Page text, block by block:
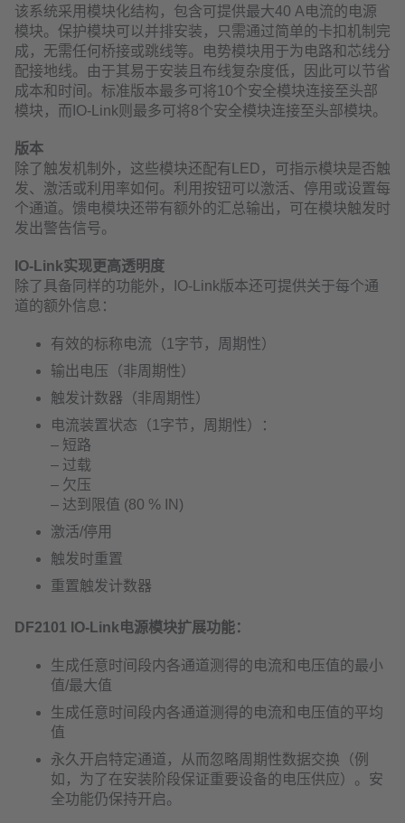
该系统采用模块化结构，包含可提供最大40 A电流的电源
模块。保护模块可以并排安装，只需通过简单的卡扣机制完
成，无需任何桥接或跳线等。电势模块用于为电路和芯线分
配接地线。由于其易于安装且布线复杂度低，因此可以节省
成本和时间。标准版本最多可将10个安全模块连接至头部
模块，而IO-Link则最多可将8个安全模块连接至头部模块。
版本
除了触发机制外，这些模块还配有LED，可指示模块是否触
发、激活或利用率如何。利用按钮可以激活、停用或设置每
个通道。馈电模块还带有额外的汇总输出，可在模块触发时
发出警告信号。
IO-Link实现更高透明度
除了具备同样的功能外，IO-Link版本还可提供关于每个通
道的额外信息：
有效的标称电流（1字节，周期性）
输出电压（非周期性）
触发计数器（非周期性）
电流装置状态（1字节，周期性）：
– 短路
– 过载
– 欠压
– 达到限值 (80 % IN)
激活/停用
触发时重置
重置触发计数器
DF2101 IO-Link电源模块扩展功能：
生成任意时间段内各通道测得的电流和电压值的最小
值/最大值
生成任意时间段内各通道测得的电流和电压值的平均
值
永久开启特定通道，从而忽略周期性数据交换（例
如，为了在安装阶段保证重要设备的电压供应）。安
全功能仍保持开启。